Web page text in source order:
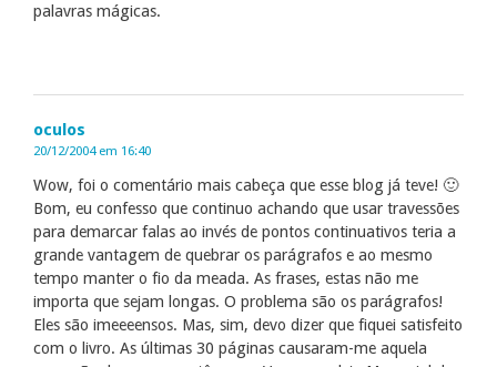
palavras mágicas.
oculos
20/12/2004 em 16:40
Wow, foi o comentário mais cabeça que esse blog já teve! 🙂
Bom, eu confesso que continuo achando que usar travessões
para demarcar falas ao invés de pontos continuativos teria a
grande vantagem de quebrar os parágrafos e ao mesmo
tempo manter o fio da meada. As frases, estas não me
importa que sejam longas. O problema são os parágrafos!
Eles são imeeeensos. Mas, sim, devo dizer que fiquei satisfeito
com o livro. As últimas 30 páginas causaram-me aquela